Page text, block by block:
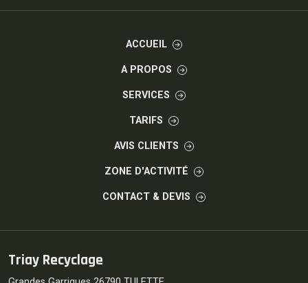
ACCUEIL
A PROPOS
SERVICES
TARIFS
AVIS CLIENTS
ZONE D'ACTIVITÉ
CONTACT & DEVIS
Triay Recyclage